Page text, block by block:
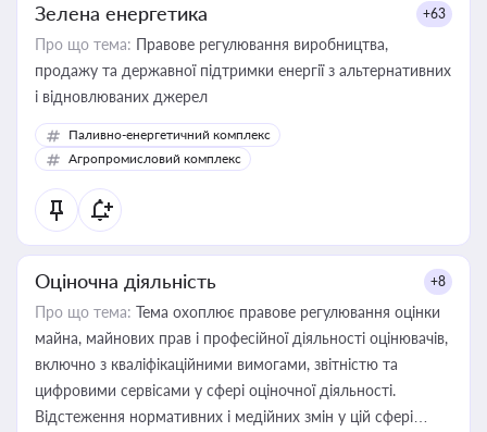
Зелена енергетика +63
Про що тема: Правове регулювання виробництва,
продажу та державної підтримки енергії з альтернативних
і відновлюваних джерел
Паливно-енергетичний комплекс
Агропромисловий комплекс
Оціночна діяльність +8
Про що тема: Тема охоплює правове регулювання оцінки
майна, майнових прав і професійної діяльності оцінювачів,
включно з кваліфікаційними вимогами, звітністю та
цифровими сервісами у сфері оціночної діяльності.
Відстеження нормативних і медійних змін у цій сфері